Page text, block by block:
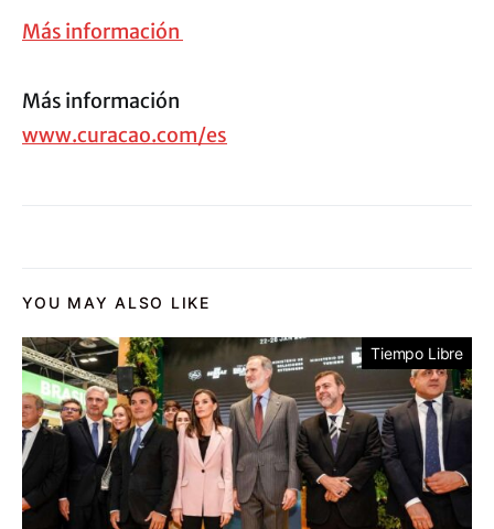
Más información
Más información
www.curacao.com/es
YOU MAY ALSO LIKE
Tiempo Libre